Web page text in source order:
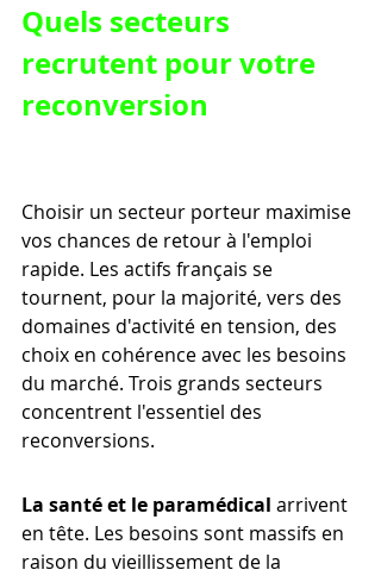
Quels secteurs
recrutent pour votre
reconversion
Choisir un secteur porteur maximise
vos chances de retour à l'emploi
rapide. Les actifs français se
tournent, pour la majorité, vers des
domaines d'activité en tension, des
choix en cohérence avec les besoins
du marché. Trois grands secteurs
concentrent l'essentiel des
reconversions.
La santé et le paramédical arrivent
en tête. Les besoins sont massifs en
raison du vieillissement de la